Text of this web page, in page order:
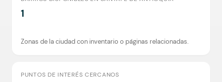
1
Zonas de la ciudad con inventario o páginas relacionadas.
PUNTOS DE INTERÉS CERCANOS